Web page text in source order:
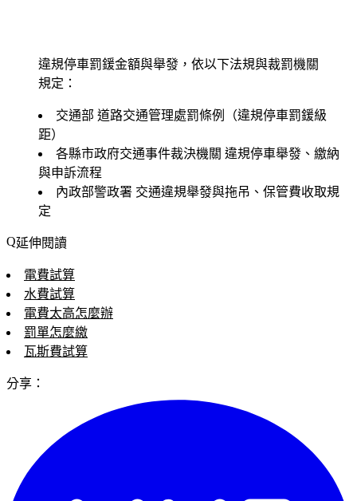
違規停車罰鍰金額與舉發，依以下法規與裁罰機關
規定：
交通部 道路交通管理處罰條例（違規停車罰鍰級
距）
各縣市政府交通事件裁決機關 違規停車舉發、繳納
與申訴流程
內政部警政署 交通違規舉發與拖吊、保管費收取規
定
延伸閱讀
電費試算
水費試算
電費太高怎麼辦
罰單怎麼繳
瓦斯費試算
分享：